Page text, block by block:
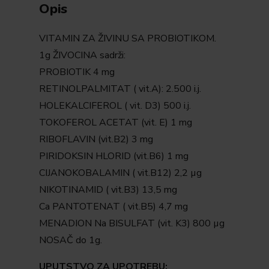
Opis
VITAMIN ZA ŽIVINU SA PROBIOTIKOM.
1g ŽIVOCINA sadrži:
PROBIOTIK 4 mg
RETINOLPALMITAT ( vit.A): 2.500 i.j.
HOLEKALCIFEROL ( vit. D3) 500 i.j.
TOKOFEROL ACETAT (vit. E) 1 mg
RIBOFLAVIN (vit.B2) 3 mg
PIRIDOKSIN HLORID (vit.B6) 1 mg
CIJANOKOBALAMIN ( vit.B12) 2,2 µg
NIKOTINAMID ( vit.B3) 13,5 mg
Ca PANTOTENAT ( vit.B5) 4,7 mg
MENADION Na BISULFAT (vit. K3) 800 µg
NOSAČ do 1g.